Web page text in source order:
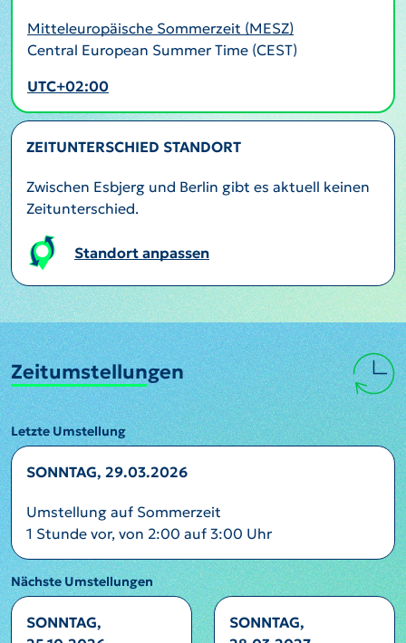
Mitteleuropäische Sommerzeit (MESZ)
Central European Summer Time (CEST)
UTC+02:00
ZEITUNTERSCHIED STANDORT
Zwischen Esbjerg und Berlin gibt es aktuell keinen
Zeitunterschied.
Standort anpassen
Zeitumstellungen
Letzte Umstellung
SONNTAG, 29.03.2026
Umstellung auf Sommerzeit
1 Stunde vor, von 2:00 auf 3:00 Uhr
Nächste Umstellungen
SONNTAG,
SONNTAG,